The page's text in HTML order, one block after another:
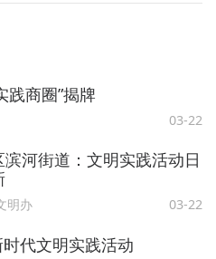
践商圈”揭牌
03-22
滨河街道：文明实践活动日
明办 03-22
代文明实践活动